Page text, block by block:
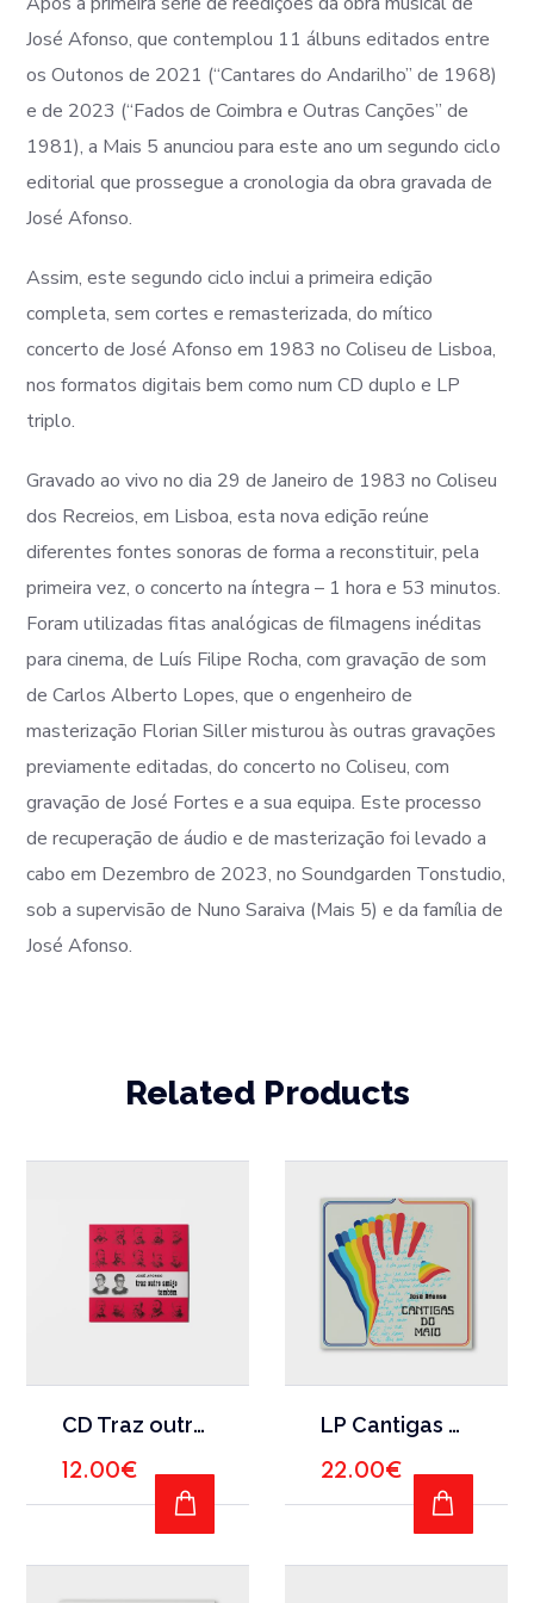
José Afonso, que contemplou 11 álbuns editados entre
os Outonos de 2021 (“Cantares do Andarilho” de 1968)
e de 2023 (“Fados de Coimbra e Outras Canções” de
1981), a Mais 5 anunciou para este ano um segundo ciclo
editorial que prossegue a cronologia da obra gravada de
José Afonso.
Assim, este segundo ciclo inclui a primeira edição
completa, sem cortes e remasterizada, do mítico
concerto de José Afonso em 1983 no Coliseu de Lisboa,
nos formatos digitais bem como num CD duplo e LP
triplo.
Gravado ao vivo no dia 29 de Janeiro de 1983 no Coliseu
dos Recreios, em Lisboa, esta nova edição reúne
diferentes fontes sonoras de forma a reconstituir, pela
primeira vez, o concerto na íntegra – 1 hora e 53 minutos.
Foram utilizadas fitas analógicas de filmagens inéditas
para cinema, de Luís Filipe Rocha, com gravação de som
de Carlos Alberto Lopes, que o engenheiro de
masterização Florian Siller misturou às outras gravações
previamente editadas, do concerto no Coliseu, com
gravação de José Fortes e a sua equipa. Este processo
de recuperação de áudio e de masterização foi levado a
cabo em Dezembro de 2023, no Soundgarden Tonstudio,
sob a supervisão de Nuno Saraiva (Mais 5) e da família de
José Afonso.
Related Products
ADD TO CART
CD Traz outro amigo também
12.00€
ADD
LP Cantigas do Maio
22.00€